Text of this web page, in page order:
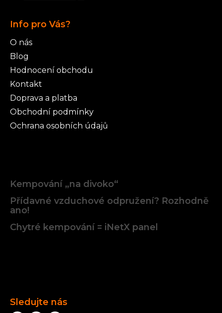
Info pro Vás?
O nás
Blog
Hodnocení obchodu
Kontakt
Doprava a platba
Obchodní podmínky
Ochrana osobních údajů
Kempování „na divoko“
Přídavné vzduchové odpružení? Rozhodně
ano!
Chytré kempování = iNetX panel
Sledujte nás